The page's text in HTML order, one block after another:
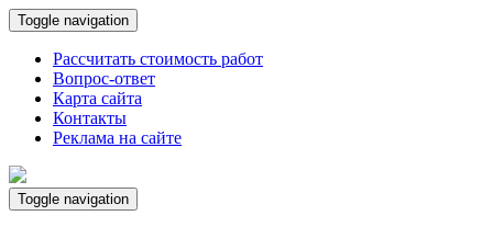
Toggle navigation
Рассчитать стоимость работ
Вопрос-ответ
Карта сайта
Контакты
Реклама на сайте
Toggle navigation